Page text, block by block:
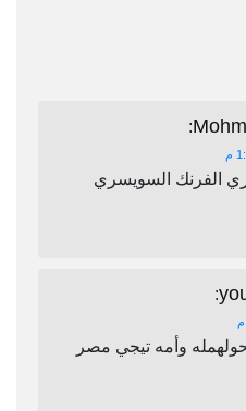
:
الفرنك السويسري
:
وأمه تيجي مصر